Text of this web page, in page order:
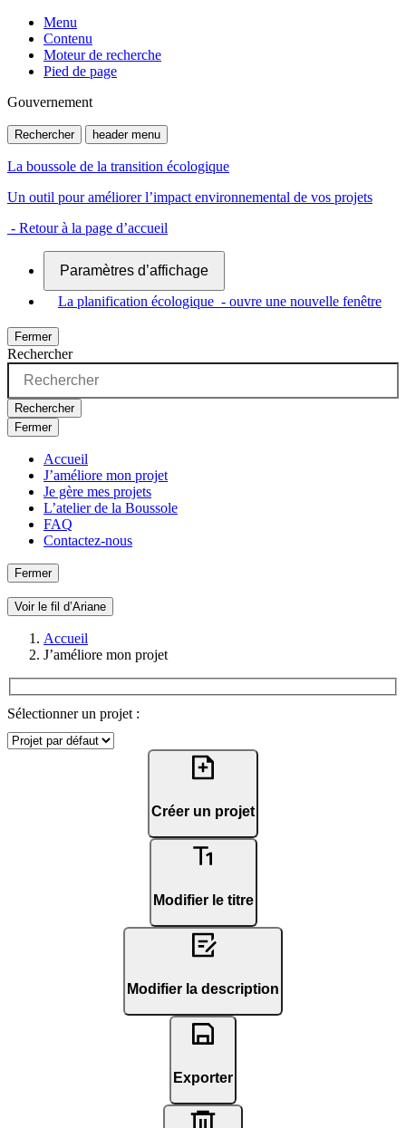
Menu
Contenu
Moteur de recherche
Pied de page
Gouvernement
Rechercher header menu
La boussole de la transition écologique
Un outil pour améliorer l’impact environnemental de vos projets
- Retour à la page d’accueil
Paramètres d’affichage
La planification écologique - ouvre une nouvelle fenêtre
Fermer
Rechercher
Rechercher
Fermer
Accueil
J’améliore mon projet
Je gère mes projets
L’atelier de la Boussole
FAQ
Contactez-nous
Fermer
Voir le fil d’Ariane
Accueil
J’améliore mon projet
Sélectionner un projet :
Créer un projet
Modifier le titre
Modifier la description
Exporter